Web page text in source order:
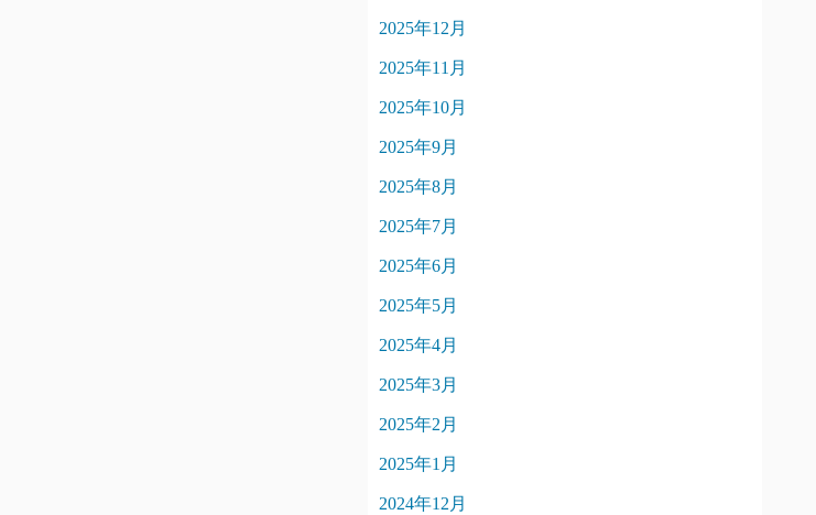
2025年12月
2025年11月
2025年10月
2025年9月
2025年8月
2025年7月
2025年6月
2025年5月
2025年4月
2025年3月
2025年2月
2025年1月
2024年12月